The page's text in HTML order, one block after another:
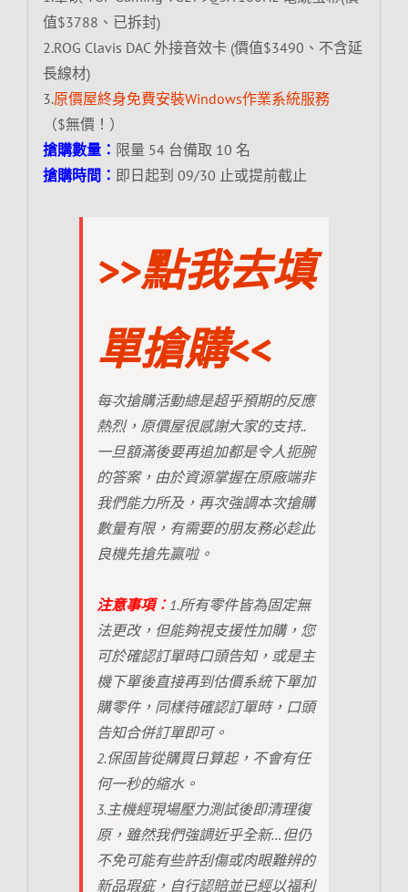
值$3788、已拆封)
2.ROG Clavis DAC 外接音效卡 (價值$3490、不含延
長線材)
3.原價屋終身免費安裝Windows作業系統服務
（$無價！）
搶購數量： 限量 54 台備取 10 名
搶購時間： 即日起到 09/30 止或提前截止
>>點我去填
單搶購<<
每次搶購活動總是超乎預期的反應
熱烈，原價屋很感謝大家的支持..
一旦額滿後要再追加都是令人扼腕
的答案，由於資源掌握在原廠端非
我們能力所及，再次強調本次搶購
數量有限，有需要的朋友務必趁此
良機先搶先贏啦。
注意事項︰ 1.所有零件皆為固定無
法更改，但能夠視支援性加購，您
可於確認訂單時口頭告知，或是主
機下單後直接再到估價系統下單加
購零件，同樣待確認訂單時，口頭
告知合併訂單即可。
2.保固皆從購買日算起，不會有任
何一秒的縮水。
3.主機經現場壓力測試後即清理復
原，雖然我們強調近乎全新…但仍
不免可能有些許刮傷或肉眼難辨的
新品瑕疵，自行認賠並已經以福利